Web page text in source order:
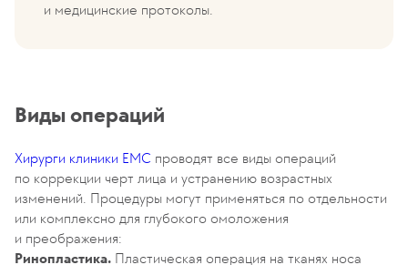
и медицинские протоколы.
Виды операций
Хирурги клиники EMC проводят все виды операций
по коррекции черт лица и устранению возрастных
изменений. Процедуры могут применяться по отдельности
или комплексно для глубокого омоложения
и преображения:
Ринопластика. Пластическая операция на тканях носа